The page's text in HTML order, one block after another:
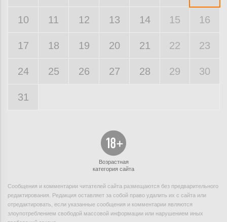
10 11 12 13 14 15 16
17 18 19 20 21 22 23
24 25 26 27 28 29 30
31
Возрастная
категория сайта
Сообщения и комментарии читателей сайта размещаются без предварительного
редактирования. Редакция оставляет за собой право удалить их с сайта или
отредактировать, если указанные сообщения и комментарии являются
злоупотреблением свободой массовой информации или нарушением иных